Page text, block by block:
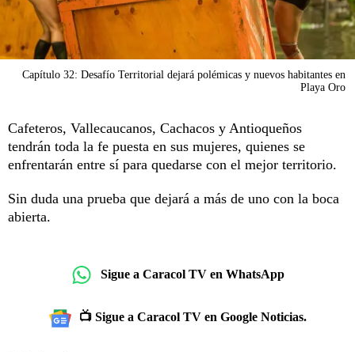
Capítulo 32: Desafío Territorial dejará polémicas y nuevos habitantes en
Playa Oro
Cafeteros, Vallecaucanos, Cachacos y Antioqueños
tendrán toda la fe puesta en sus mujeres, quienes se
enfrentarán entre sí para quedarse con el mejor territorio.
Sin duda una prueba que dejará a más de uno con la boca
abierta.
Sigue a Caracol TV en WhatsApp
📺 Sigue a Caracol TV en Google Noticias.